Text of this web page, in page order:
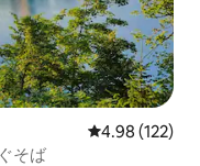
レビュー122
4.98 (122)
そば